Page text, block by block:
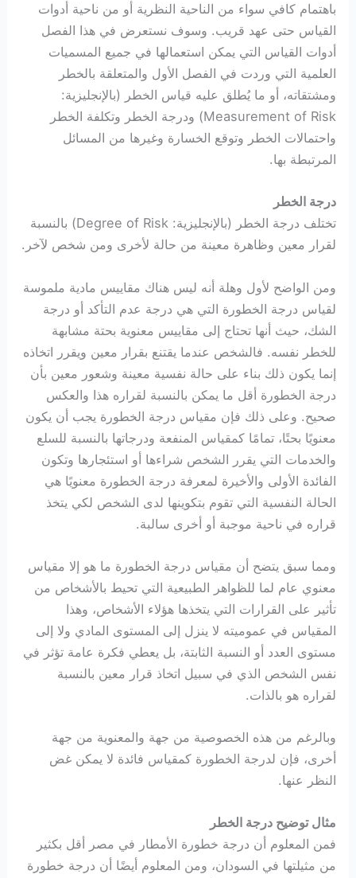
باهتمام كافي سواء من الناحية النظرية أو من ناحية أدوات
القياس حتى عهد قريب. وسوف نستعرض في هذا الفصل
أدوات القياس التي يمكن استعمالها في جميع المسميات
العلمية التي وردت في الفصل الأول والمتعلقة بالخطر
ومشتقاته، أو ما يُطلق عليه قياس الخطر (بالإنجليزية:
Measurement of Risk) ودرجة الخطر وتكلفة الخطر
واحتمالات الخطر وتوقع الخسارة وغيرها من المسائل
المرتبطة بها.
درجة الخطر
تختلف درجة الخطر (بالإنجليزية: Degree of Risk) بالنسبة
لقرار معين وظاهرة معينة من حالة لأخرى ومن شخص لآخر.
ومن الواضح لأول وهلة أنه ليس هناك مقاييس مادية ملموسة
لقياس درجة الخطورة التي هي درجة عدم التأكد أو درجة
الشك، حيث أنها تحتاج إلى مقاييس معنوية بحتة مشابهة
للخطر نفسه. فالشخص عندما يقتنع بقرار معين ويقرر اتخاذه
إنما يكون ذلك بناء على حالة نفسية معينة وشعور معين بأن
درجة الخطورة أقل ما يمكن بالنسبة لقراره هذا والعكس
صحيح. وعلى ذلك فإن مقياس درجة الخطورة يجب أن يكون
معنويًا بحتًا، تمامًا كمقياس المنفعة ودرجاتها بالنسبة للسلع
والخدمات التي يقرر الشخص شراءها أو استئجارها وتكون
الفائدة الأولى والأخيرة لمعرفة درجة الخطورة معنويًا هي
الحالة النفسية التي تقوم بتكوينها لدى الشخص لكي يتخذ
قراره في ناحية موجبة أو أخرى سالبة.
ومما سبق يتضح أن مقياس درجة الخطورة ما هو إلا مقياس
معنوي عام لما للظواهر الطبيعية التي تحيط بالأشخاص من
تأثير على القرارات التي يتخذها هؤلاء الأشخاص، وهذا
المقياس في عموميته لا ينزل إلى المستوى المادي ولا إلى
مستوى العدد أو النسبة الثابتة، بل يعطي فكرة عامة تؤثر في
نفس الشخص الذي في سبيل اتخاذ قرار معين بالنسبة
لقراره هو بالذات.
وبالرغم من هذه الخصوصية من جهة والمعنوية من جهة
أخرى، فإن لدرجة الخطورة كمقياس فائدة لا يمكن غض
النظر عنها.
مثال توضيح درجة الخطر
فمن المعلوم أن درجة خطورة الأمطار في مصر أقل بكثير
من مثيلتها في السودان، ومن المعلوم أيضًا أن درجة خطورة